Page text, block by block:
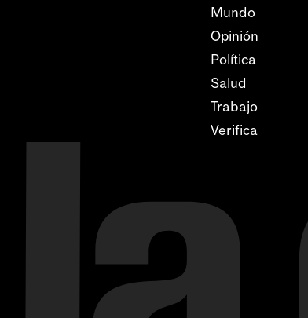
Mundo
Opinión
Política
Salud
Trabajo
Verifica